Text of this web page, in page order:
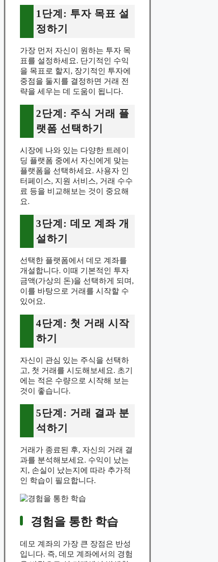
1단계: 투자 목표 설
정하기
가장 먼저 자신이 원하는 투자 목
표를 설정하세요. 단기적인 수익
을 목표로 할지, 장기적인 투자에
중점을 둘지를 결정하면 거래 전
략을 세우는 데 도움이 됩니다.
2단계: 주식 거래 플
랫폼 선택하기
시장에 나와 있는 다양한 트레이
딩 플랫폼 중에서 자신에게 맞는
플랫폼을 선택하세요. 사용자 인
터페이스, 지원 서비스, 거래 수수
료 등을 비교해보는 것이 중요해
요.
3단계: 데모 계좌 개
설하기
선택한 플랫폼에서 데모 계좌를
개설합니다. 이때 기본적인 투자
금액(가상의 돈)을 선택하게 되며,
이를 바탕으로 거래를 시작할 수
있어요.
4단계: 첫 거래 시작
하기
자신이 관심 있는 주식을 선택하
고, 첫 거래를 시도해보세요. 초기
에는 적은 수량으로 시작해 보는
것이 좋습니다.
5단계: 거래 결과 분
석하기
거래가 종료된 후, 자신의 거래 결
과를 분석해보세요. 수익이 났는
지, 손실이 났는지에 따라 추가적
인 학습이 필요합니다.
경험을 통한 학습
데모 계좌의 가장 큰 장점은 반성
입니다. 즉, 데모 계좌에서의 경험